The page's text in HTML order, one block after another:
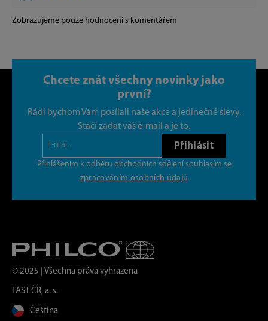
Zobrazujeme pouze hodnocení s komentářem
Chcete znát všechny novinky jako
první?
Rádi bychom Vám posílali naše akce a jedinečné slevy.
Stačí zadat váš e-mail a je to.
Přihlásit
Přihlášením k odběru obchodních sdělení souhlasím se
zpracováním osobních údajů
© 2025 | Všechna práva vyhrazena
FAST ČR, a. s.
Čeština